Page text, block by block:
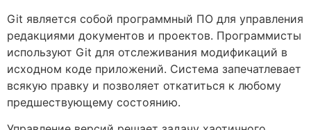
Git является собой программный ПО для управления
редакциями документов и проектов. Программисты
используют Git для отслеживания модификаций в
исходном коде приложений. Система запечатлевает
всякую правку и позволяет откатиться к любому
предшествующему состоянию.